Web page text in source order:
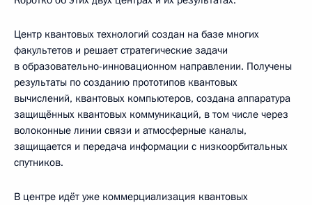
Центр квантовых технологий создан на базе многих
факультетов и решает стратегические задачи
в образовательно-инновационном направлении. Получены
результаты по созданию прототипов квантовых
вычислений, квантовых компьютеров, создана аппаратура
защищённых квантовых коммуникаций, в том числе через
волоконные линии связи и атмосферные каналы,
защищается и передача информации с низкоорбитальных
спутников.
В центре идёт уже коммерциализация квантовых